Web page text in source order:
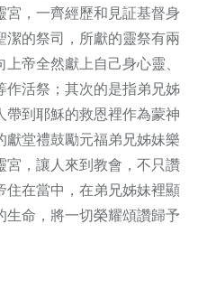
，一齊經歷和見証基督身
的祭司，所獻的靈祭有兩
帝全然獻上自己身心靈、
作活祭；其次的是指弟兄姊
到耶穌的救恩裡作為蒙神
堂禮鼓勵元福弟兄姊妹樂
宮，讓人來到教會，不只讚
住在當中，在弟兄姊妹裡顯
生命，將一切榮耀頌讚歸予